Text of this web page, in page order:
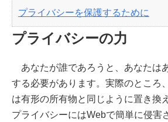
プライバシーを保護するために
プライバシーの力
あなたが誰であろうと、あなたは
する必要があります。実際のところ
は有形の所有物と同じように置き換
プライバシーにはWebで簡単に侵害